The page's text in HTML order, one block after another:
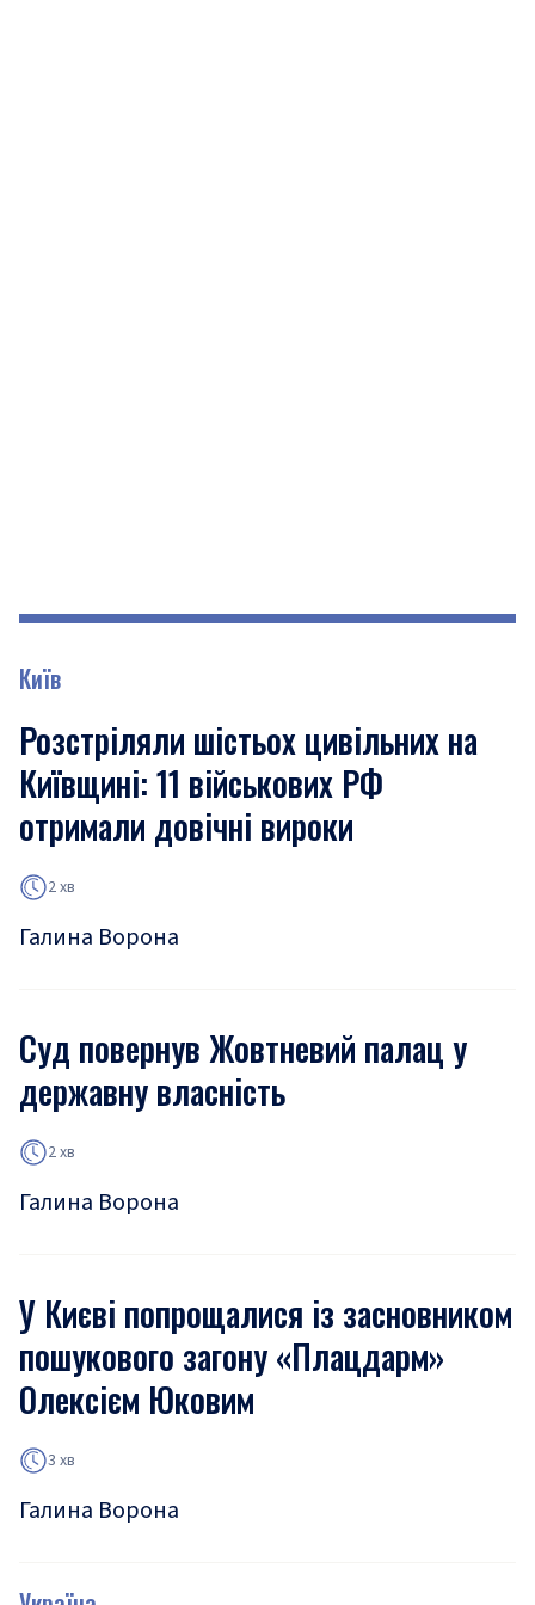
Київ
Розстріляли шістьох цивільних на
Київщині: 11 військових РФ
отримали довічні вироки
2 хв
Галина Ворона
Суд повернув Жовтневий палац у
державну власність
2 хв
Галина Ворона
У Києві попрощалися із засновником
пошукового загону «Плацдарм»
Олексієм Юковим
3 хв
Галина Ворона